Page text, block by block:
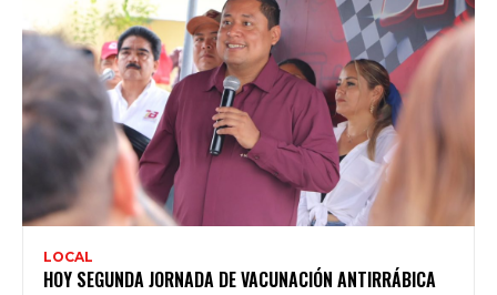
LOCAL
HOY SEGUNDA JORNADA DE VACUNACIÓN ANTIRRÁBICA